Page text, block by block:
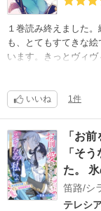
１巻読み終えました
も、とてもすてきな
います。きっとヴィヴ
いいね 1件
「お
「そ
た。
笛路/シ
テレシ